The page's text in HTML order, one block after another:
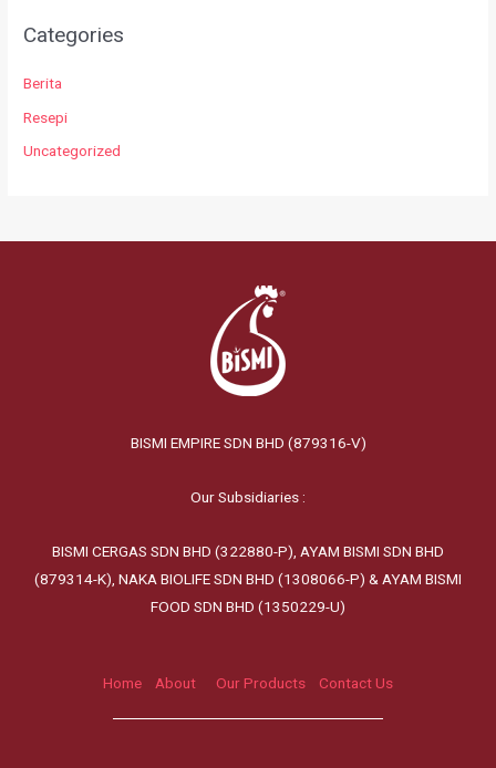
Categories
Berita
Resepi
Uncategorized
BISMI EMPIRE SDN BHD (879316-V)
Our Subsidiaries :
BISMI CERGAS SDN BHD (322880-P), AYAM BISMI SDN BHD
(879314-K), NAKA BIOLIFE SDN BHD (1308066-P) & AYAM BISMI
FOOD SDN BHD (1350229-U)
Home About Our Products Contact Us